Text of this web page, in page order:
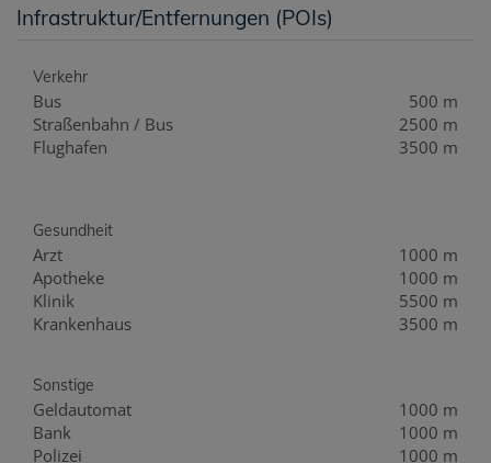
Infrastruktur/Entfernungen (POIs)
Verkehr
Bus
500 m
Straßenbahn / Bus
2500 m
Flughafen
3500 m
Gesundheit
Arzt
1000 m
Apotheke
1000 m
Klinik
5500 m
Krankenhaus
3500 m
Sonstige
Geldautomat
1000 m
Bank
1000 m
Polizei
1000 m